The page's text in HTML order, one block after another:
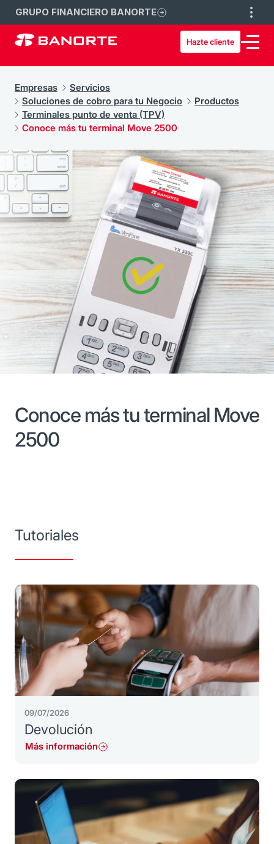
GRUPO FINANCIERO BANORTE
Hazte cliente
Empresas
Servicios
Soluciones de cobro para tu Negocio
Productos
Terminales punto de venta (TPV)
Conoce más tu terminal Move 2500
Conoce más tu terminal Move
2500
Tutoriales
09/07/2026
Devolución
Más información